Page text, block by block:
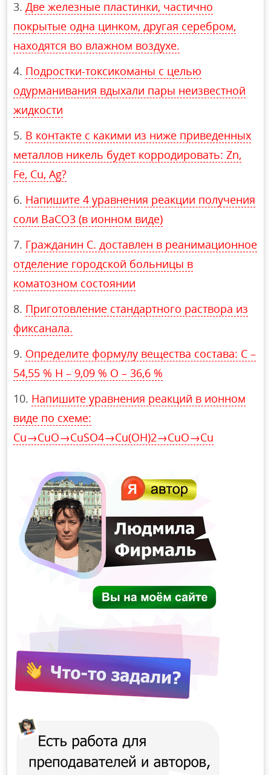
Две железные пластинки, частично
покрытые одна цинком, другая серебром,
находятся во влажном воздухе.
Подростки-токсикоманы с целью
одурманивания вдыхали пары неизвестной
жидкости
В контакте с какими из ниже приведенных
металлов никель будет корродировать: Zn,
Fe, Cu, Ag?
Напишите 4 уравнения реакции получения
соли BaCO3 (в ионном виде)
Гражданин С. доставлен в реанимационное
отделение городской больницы в
коматозном состоянии
Приготовление стандартного раствора из
фиксанала.
Определите формулу вещества состава: C –
54,55 % H – 9,09 % O – 36,6 %
Напишите уравнения реакций в ионном
виде по схеме:
Cu→CuO→CuSO4→Cu(OH)2→CuO→Cu